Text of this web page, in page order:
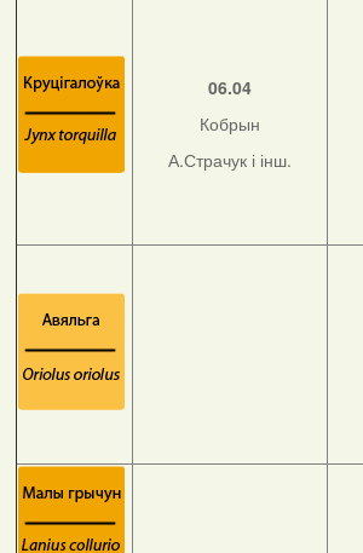
06.04
Кобрын
А.Страчук і інш.